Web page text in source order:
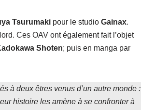
Tsurumaki pour le studio Gainax.
Ces OAV ont également fait l’objet
Shoten; puis en manga par
à deux êtres venus d’un autre monde :
histoire les amène à se confronter à